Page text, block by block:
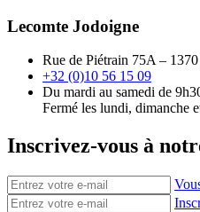
Lecomte Jodoigne
Rue de Piétrain 75A –
+32 (0)10 56 15 09
Du mardi au samedi de
Fermé les lundi, dimanche
Inscrivez-vous à